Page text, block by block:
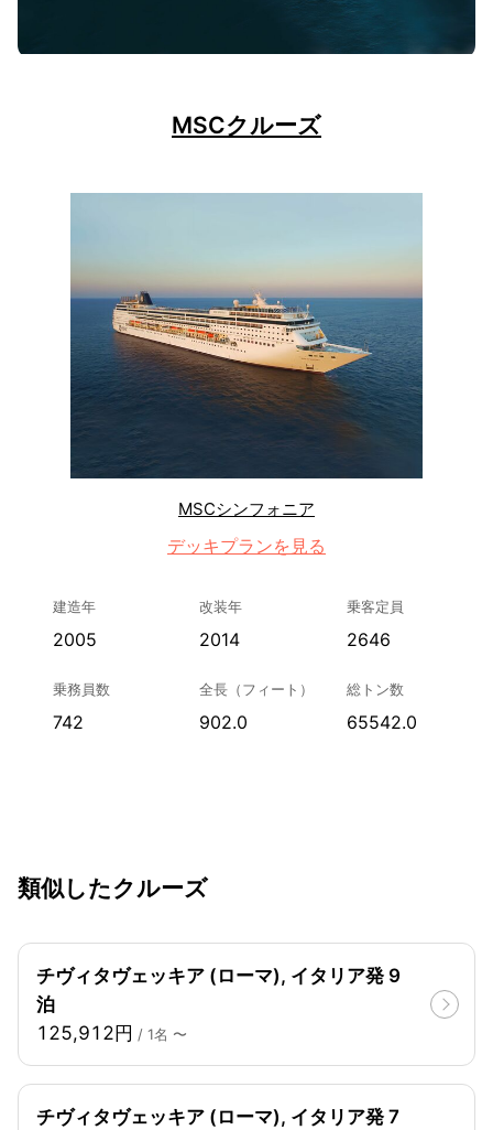
MSCクルーズ
MSCシンフォニア
デッキプランを見る
建造年
2005
改装年
2014
乗客定員
2646
乗務員数
742
全長（フィート）
902.0
総トン数
65542.0
類似したクルーズ
チヴィタヴェッキア (ローマ), イタリア発 9
泊
125,912円 / 1名 〜
チヴィタヴェッキア (ローマ), イタリア発 7